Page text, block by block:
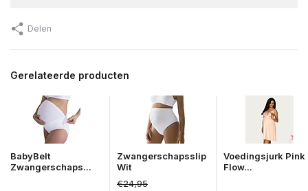
Delen
Gerelateerde producten
BabyBelt
Zwangerschaps...
Zwangerschapsslip
Wit
€24,95
Voedingsjurk Pink
Flow...